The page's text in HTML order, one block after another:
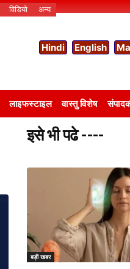
विडियो अन्य
Hindi English
लाइफस्टाइल वास्तु विशेष
इसे भी पढे ----
बड़ी खबर